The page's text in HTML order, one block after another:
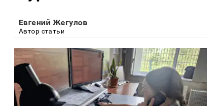
Евгений Жегулов
Автор статьи